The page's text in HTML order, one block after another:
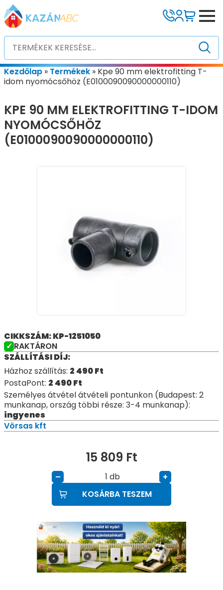
Kezdőlap » Termékek » Kpe 90 mm elektrofitting T-
idom nyomócsőhöz (E0100090090000000110)
KPE 90 MM ELEKTROFITTING T-IDOM
NYOMÓCSŐHÖZ
(E0100090090000000110)
CIKKSZÁM: KP-1251050
RAKTÁRON
SZÁLLÍTÁSI DÍJ:
Házhoz szállítás: 2 490Ft
PostaPont: 2 490Ft
Személyes átvétel átvételi pontunkon (Budapest: 2
munkanap, ország többi része: 3-4 munkanap):
ingyenes
Vörsas kft
15 809 Ft
– db
+
KOSÁRBA TESZEM